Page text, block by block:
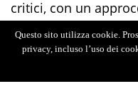
critici, con un
Questo sito utilizza cookie.
privacy, incluso l’uso dei